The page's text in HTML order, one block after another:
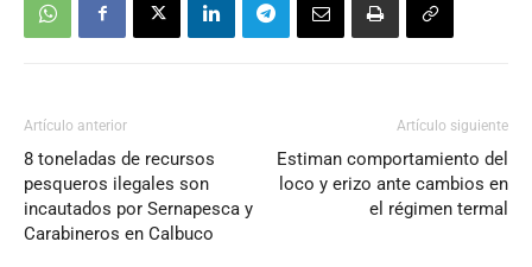
Artículo anterior
8 toneladas de recursos
pesqueros ilegales son
incautados por Sernapesca y
Carabineros en Calbuco
Artículo siguiente
Estiman comportamiento del
loco y erizo ante cambios en
el régimen termal